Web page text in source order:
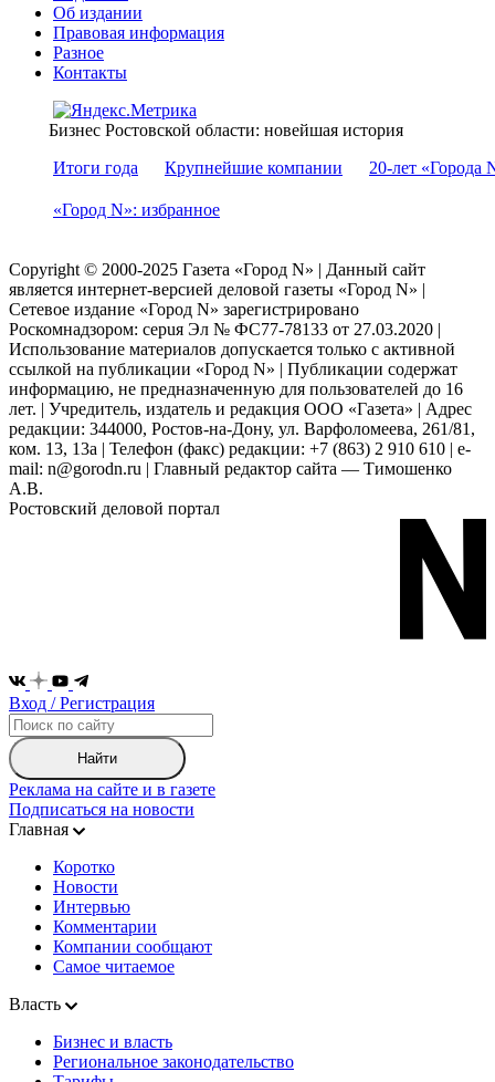
Об издании
Правовая информация
Разное
Контакты
Бизнес Ростовской области: новейшая история
Итоги года
Крупнейшие компании 20-лет «Города
«Город N»: избранное
Copyright © 2000-2025 Газета «Город N» | Данный сайт
является интернет-версией деловой газеты «Город N» |
Сетевое издание «Город N» зарегистрировано
Роскомнадзором: серuя Эл № ФС77-78133 от 27.03.2020 |
Использование материалов допускается только с активной
ссылкой на публикации «Город N» | Публикации содержат
информацию, не предназначенную для пользователей до 16
лет. | Учредитель, издатель и редакция ООО «Газета» | Адрес
редакции: 344000, Ростов-на-Дону, ул. Варфоломеева, 261/81,
ком. 13, 13а | Телефон (факс) редакции: +7 (863) 2 910 610 | e-
mail: n@gorodn.ru | Главный редактор сайта — Тимошенко
А.В.
Ростовский деловой портал
Вход / Регистрация
Найти
Реклама на сайте и в газете
Подписаться на новости
Главная
Коротко
Новости
Интервью
Комментарии
Компании сообщают
Самое читаемое
Власть
Бизнес и власть
Региональное законодательство